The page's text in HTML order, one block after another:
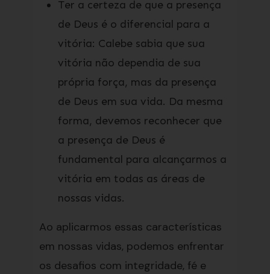
Ter a certeza de que a presença
de Deus é o diferencial para a
vitória: Calebe sabia que sua
vitória não dependia de sua
própria força, mas da presença
de Deus em sua vida. Da mesma
forma, devemos reconhecer que
a presença de Deus é
fundamental para alcançarmos a
vitória em todas as áreas de
nossas vidas.
Ao aplicarmos essas características
em nossas vidas, podemos enfrentar
os desafios com integridade, fé e